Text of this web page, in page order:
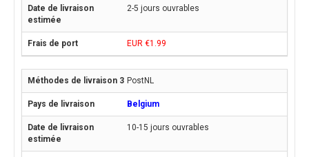
2-5 jours ouvrables
EUR €1.99
PostNL
Belgium
10-15 jours ouvrables